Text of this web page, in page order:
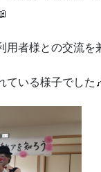
用者様との交流
ている様子でした